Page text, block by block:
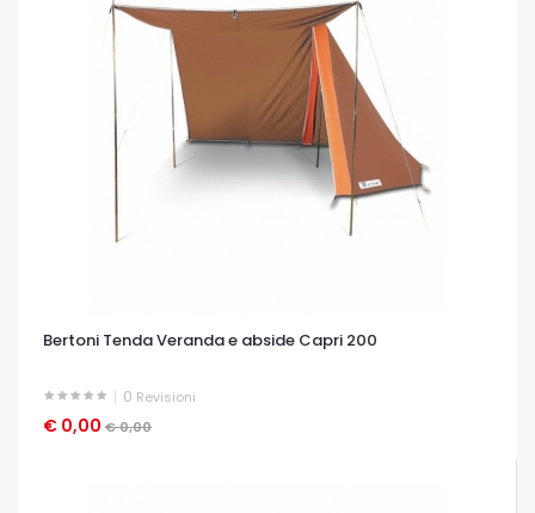
Bertoni Tenda Veranda e abside Capri 200
0 Revisioni
€ 0,00 € 0,00
OCCHIATA VELOCE